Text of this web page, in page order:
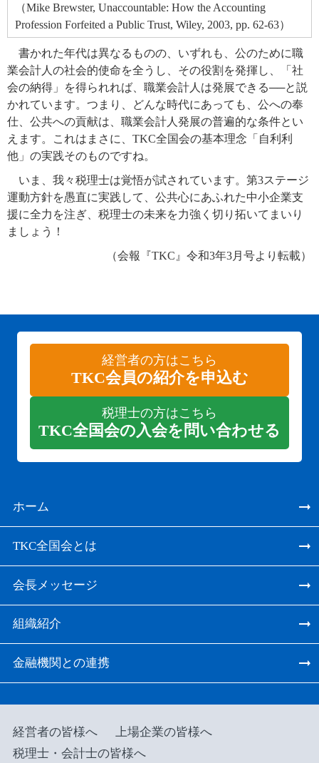
（Mike Brewster, Unaccountable: How the Accounting
Profession Forfeited a Public Trust, Wiley, 2003, pp. 62-63）
書かれた年代は異なるものの、いずれも、公のために職
業会計人の社会的使命を全うし、その役割を発揮し、「社
会の納得」を得られれば、職業会計人は発展できる──と説
かれています。つまり、どんな時代にあっても、公への奉
仕、公共への貢献は、職業会計人発展の普遍的な条件とい
えます。これはまさに、TKC全国会の基本理念「自利利
他」の実践そのものですね。
いま、我々税理士は覚悟が試されています。第3ステージ
運動方針を愚直に実践して、公共心にあふれた中小企業支
援に全力を注ぎ、税理士の未来を力強く切り拓いてまいり
ましょう！
（会報『TKC』令和3年3月号より転載）
経営者の方はこちら
TKC会員の紹介を申込む
税理士の方はこちら
TKC全国会の入会を問い合わせる
ホーム
TKC全国会とは
会長メッセージ
組織紹介
金融機関との連携
経営者の皆様へ
上場企業の皆様へ
税理士・会計士の皆様へ